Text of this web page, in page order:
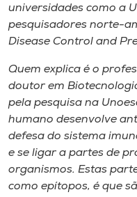
Editora
Rádio
Museu
Unoesc
Store
universidades como a
pesquisadores norte-
Disease Control and
Quem explica é o
doutor em
pela pesquisa na
humano desenvolve
defesa do sistema
e se ligar a partes de
organismos. Estas
como epítopos, é que